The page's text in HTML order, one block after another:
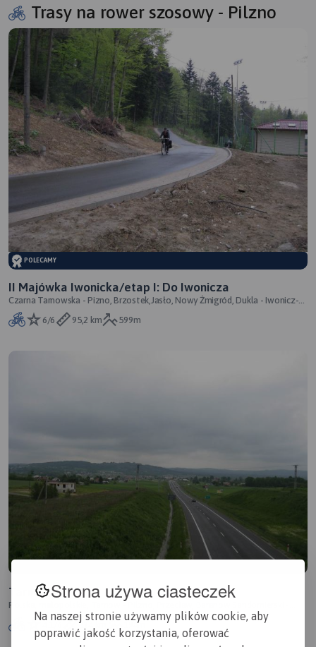
Strona używa ciasteczek
Na naszej stronie używamy plików cookie, aby
poprawić jakość korzystania, oferować
Trasy na rower szosowy - Pilzno
POLECAMY
II Majówka Iwonicka/etap I: Do Iwonicza
Czarna Tarnowska - Pizno, Brzostek,Jasło, Nowy Żmigród, Dukla - Iwonicz-
Zdrój
6/6
95,2 km 599m
Tarnów
Polska, małopolskie, Tarnów - Pilzno, Przecław, Baranów Sandomierski -
Tarnobrzeg
124 km 194m